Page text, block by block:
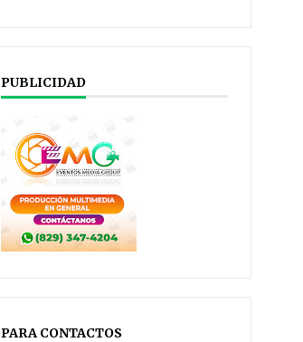
PUBLICIDAD
PARA CONTACTOS